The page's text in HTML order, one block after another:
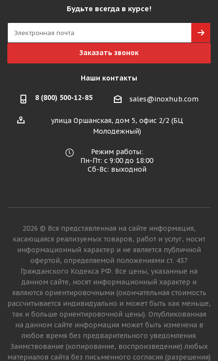
Будьте всегда в курсе!
Заказать звонок
Наши контакты
8 (800) 500-12-85 sales@inoxhub.com
улица Оршанская, дом 5, офис 2/2 (БЦ
Молодежный)
Режим работы:
Пн-Пт: с 9:00 до 18:00
Сб-Вс: выходной
2026 © Вся представленная на сайте информация,
касающаяся реализуемых товаров, работ и услуг, носит
информационный характер и не является публичной
офертой, определяемой положениями ст. 437
Гражданского Кодекса РФ. Все цены, указанные на
данном сайте, носят информационный характер и
являются ориентировочными (окончательная стоимость
рассчитывается индивидуально и может быть как меньше,
так и больше ориентировочной цены). Опубликованная
на данном сайте информация может быть изменена в
любое время без предварительного уведомления.
Заимствование (копирование, воспроизведение) любых
материалов сайта без письменного согласия (разрешения)